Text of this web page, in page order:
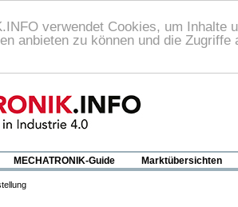
verwendet Cookies, um Inhalte
anbieten zu können und die
MECHATRONIK-Guide Marktübersichten